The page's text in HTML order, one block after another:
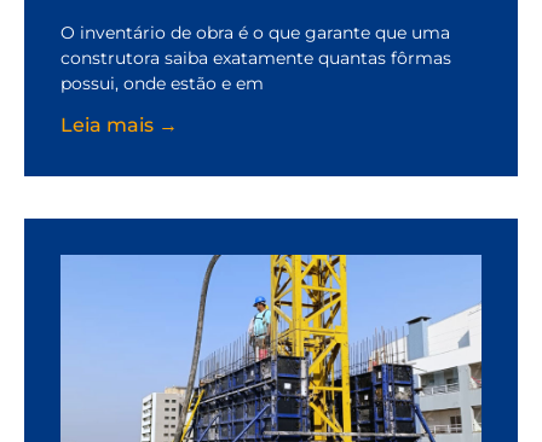
O inventário de obra é o que garante que uma
construtora saiba exatamente quantas fôrmas
possui, onde estão e em
Leia mais →